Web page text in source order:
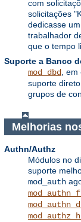
com
solicitações
dedicasse
trabalhador
que o tempo
Suporte a Banco
mod_dbd
,
suporte
grupos de
Melhorias
Authn/Authz
Módulos no
suporte
mod_auth